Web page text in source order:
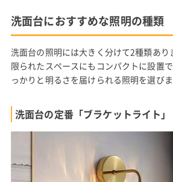
洗面台におすすめな照明の種類
洗面台の照明には大きく分けて2種類あり
限られたスペースにもコンパクトに設置
っかりと明るさを届けられる照明を選びま
洗面台の定番「ブラケットライト」